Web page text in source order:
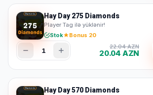
Hay Day 275 Diamonds
Player Tag ilə yüklənir!
Stok
Bonus 20
1 22.04 AZN
20.04 AZN
Hay Day 570 Diamonds